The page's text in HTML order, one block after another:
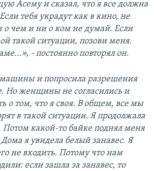
Асему и сказал, что я все должна
тебя украдут как в кино, не
о чем и ни о ком не думай. Если
такой ситуации, позови меня.
- постоянно повторял он.
и попросила разрешения
Но женщины не согласились и
о том, что я своя. В общем, все мы
в такой ситуации. Я продолжала
Потом какой-то байке поднял меня
я увидела белый занавес. Я
не входить. Потому что нам
если зашла за занавес, то